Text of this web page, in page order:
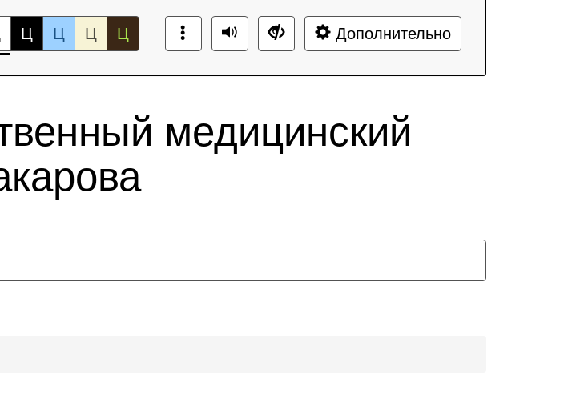
Ц Ц Ц Ц Дополнительно
медицинский